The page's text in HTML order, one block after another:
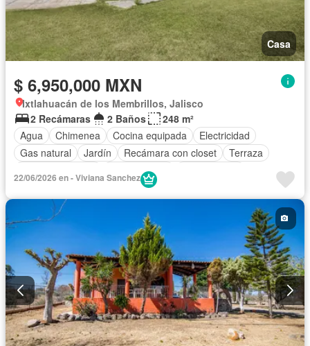
Casa
$ 6,950,000 MXN
Ixtlahuacán de los Membrillos, Jalisco
2 Recámaras
2 Baños
248 m²
Agua
Chimenea Cocina equipada
Electricidad
Gas natural
Jardín Recámara con closet
Terraza
Zonas verdes
22/06/2026 en - Viviana Sanchez